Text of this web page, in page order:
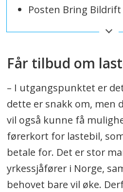
Posten Bring Bildrift
datterselskap av
Stavanger-regionen.
Brings
som ligger på
I første omgang
tillegg til leder for
løpet av 2025 skal
ansettes.
Får tilbud om
– I utgangspunktet er
dette er snakk om, men
vil også kunne få
førerkort for lastebil,
betale for. Det er stor
yrkessjåfører i Norge,
behovet bare vil øke.